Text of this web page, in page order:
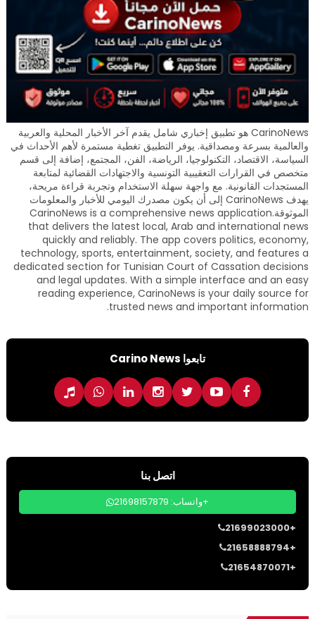
CarinoNews هو تطبيق إخباري شامل يقدم آخر الأخبار المحلية والعربية
والعالمية بسرعة ومصداقية. يوفر التطبيق تغطية مستمرة لأهم الأحداث في
السياسة، الاقتصاد، التكنولوجيا، الرياضة، الفن، المجتمع، إضافة إلى قسم
متخصص في القرارات التعقيبية التونسية والاجتهادات القضائية لمتابعة
المستجدات القانونية. مع واجهة سهلة الاستخدام وتجربة قراءة مريحة،
يهدف CarinoNews إلى أن يكون مصدرك اليومي للأخبار والمعلومات
الموثوقة.CarinoNews is a comprehensive news application
that delivers the latest local, Arab and international news
quickly and reliably. The app covers politics, economy,
technology, sports, entertainment, society, and features a
dedicated section for Tunisian Court of Cassation decisions
and legal updates. With a simple interface and an easy
reading experience, CarinoNews is your daily source for
trusted news and important information.
تابعوا Carino News
اتصل بنا
واتساب: 21698157879+
21699023000+
21658888794+
21654870071+